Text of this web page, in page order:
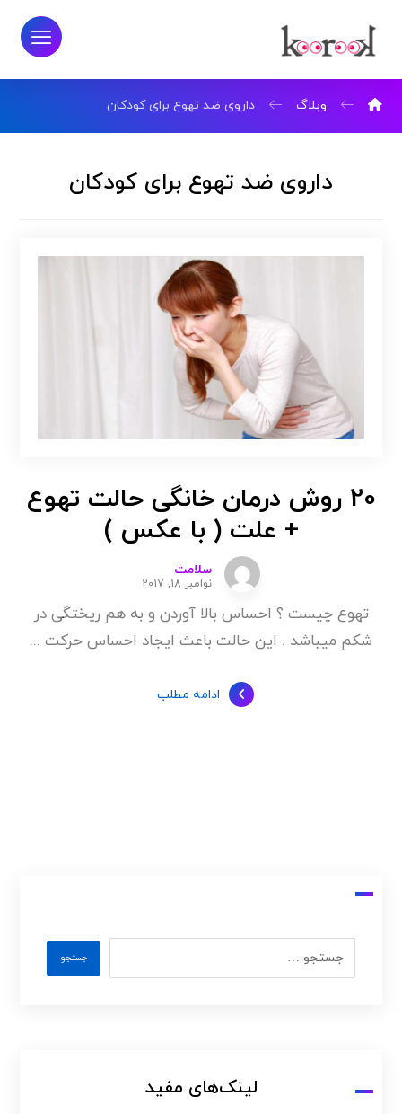
وبلاگ داروی ضد تهوع برای کودکان
داروی ضد تهوع برای کودکان
20 روش درمان خانگی حالت تهوع
+ علت ( با عکس )
سلامت
نوامبر 18, 2017
تهوع چیست ؟ احساس بالا آوردن و به هم ریختگی در
شکم میباشد . این حالت باعث ایجاد احساس حرکت ...
ادامه مطلب
لینک‌های مفید